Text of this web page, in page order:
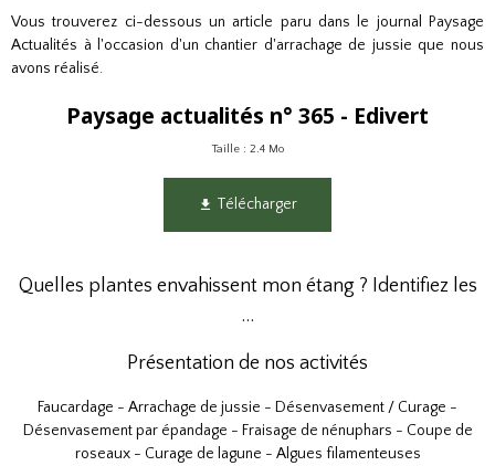
Vous trouverez ci-dessous un article paru dans le journal Paysage
Actualités à l'occasion d'un chantier d'arrachage de jussie que nous
avons réalisé.
Paysage actualités n° 365 - Edivert
Taille : 2.4 Mo
Télécharger
Quelles plantes envahissent mon étang ? Identifiez les
...
Présentation de nos activités
Faucardage - Arrachage de jussie - Désenvasement / Curage -
Désenvasement par épandage - Fraisage de nénuphars - Coupe de
roseaux- Curage de lagune - Algues filamenteuses